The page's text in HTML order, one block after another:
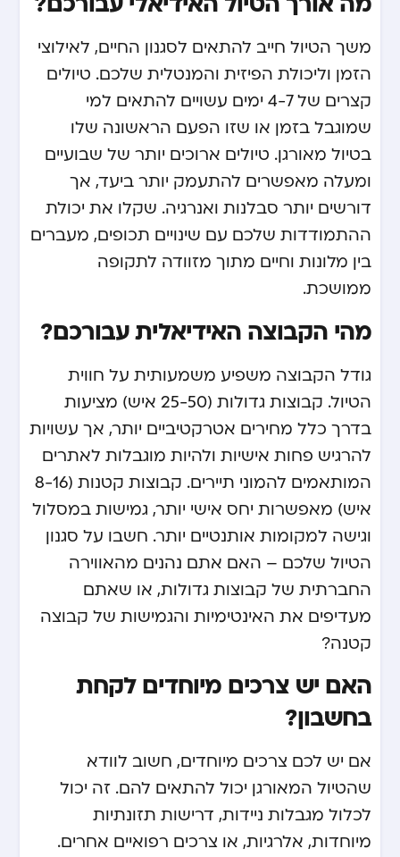
משך הטיול חייב להתאים לסגנון החיים, לאילוצי
הזמן וליכולת הפיזית והמנטלית שלכם. טיולים
קצרים של 4-7 ימים עשויים להתאים למי
שמוגבל בזמן או שזו הפעם הראשונה שלו
בטיול מאורגן. טיולים ארוכים יותר של שבועיים
ומעלה מאפשרים להתעמק יותר ביעד, אך
דורשים יותר סבלנות ואנרגיה. שקלו את יכולת
ההתמודדות שלכם עם שינויים תכופים, מעברים
בין מלונות וחיים מתוך מזוודה לתקופה
ממושכת.
מהי הקבוצה האידיאלית עבורכם?
גודל הקבוצה משפיע משמעותית על חווית
הטיול. קבוצות גדולות (25-50 איש) מציעות
בדרך כלל מחירים אטרקטיביים יותר, אך עשויות
להרגיש פחות אישיות ולהיות מוגבלות לאתרים
המותאמים להמוני תיירים. קבוצות קטנות (8-16
איש) מאפשרות יחס אישי יותר, גמישות במסלול
וגישה למקומות אותנטיים יותר. חשבו על סגנון
הטיול שלכם – האם אתם נהנים מהאווירה
החברתית של קבוצות גדולות, או שאתם
מעדיפים את האינטימיות והגמישות של קבוצה
קטנה?
האם יש צרכים מיוחדים לקחת
בחשבון?
אם יש לכם צרכים מיוחדים, חשוב לוודא
שהטיול המאורגן יכול להתאים להם. זה יכול
לכלול מגבלות ניידות, דרישות תזונתיות
מיוחדות, אלרגיות, או צרכים רפואיים אחרים.